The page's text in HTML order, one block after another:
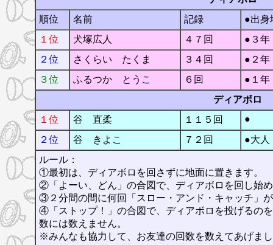
順位
名前 記録
●出
１位
犬塚広人 ４７回
●３年
２位
さくらい たくま ３４回
●２年
３位
ふるつか とうこ ６回
●１年
ディアボロ
１位
谷 直柔 １１５回
●
２位
谷 きよこ ７２回
●大人
ルール：
①最初は、ディアボロを回さずに地面に置きます。
②「よーい、どん」の合図で、ディアボロを回し始
③２分間の間に何回「スロー・アンド・キャッチ」
④「ストップ！」の合図で、ディアボロを投げるの
数には数えません。
※みんなも協力して、お友達の回数を数えてあげま